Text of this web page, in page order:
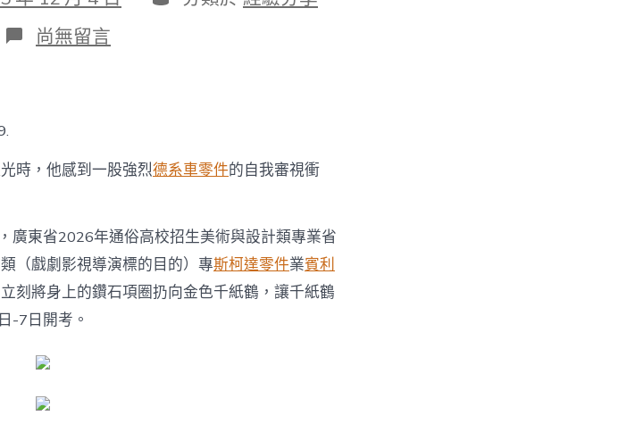
類
在
〈廣
藝
考
考
OSDER
奧
斯
德
汽
材
料
部
門
尚無留言
時，他感到一股強烈德系車零件的自我審視衝
廣東省2026年通俗高校招生美術與設計類專業省
（戲劇影視導演標的目的）專斯柯達零件業賓利
刻將身上的鑽石項圈扔向金色千紙鶴，讓千紙鶴
-7日開考。